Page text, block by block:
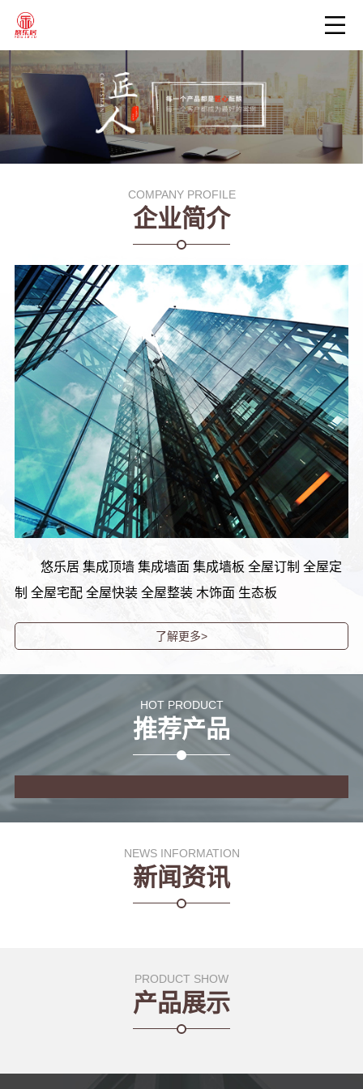
COMPANY PROFILE
企业简介
悠乐居 集成顶墙 集成墙面 集成墙板 全屋订制 全屋定
制 全屋宅配 全屋快装 全屋整装 木饰面 生态板
了解更多>
HOT PRODUCT
推荐产品
NEWS INFORMATION
新闻资讯
PRODUCT SHOW
产品展示